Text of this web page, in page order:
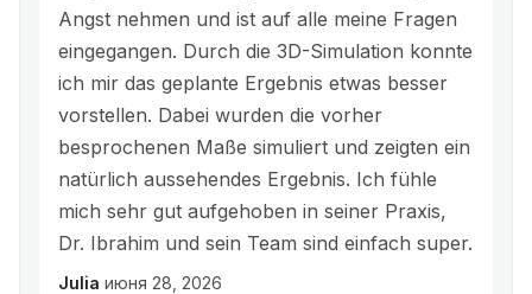
Angst nehmen und ist auf alle meine Fragen
eingegangen. Durch die 3D-Simulation konnte
ich mir das geplante Ergebnis etwas besser
vorstellen. Dabei wurden die vorher
besprochenen Maße simuliert und zeigten ein
natürlich aussehendes Ergebnis. Ich fühle
mich sehr gut aufgehoben in seiner Praxis,
Dr. Ibrahim und sein Team sind einfach super.
Julia июня 28, 2026